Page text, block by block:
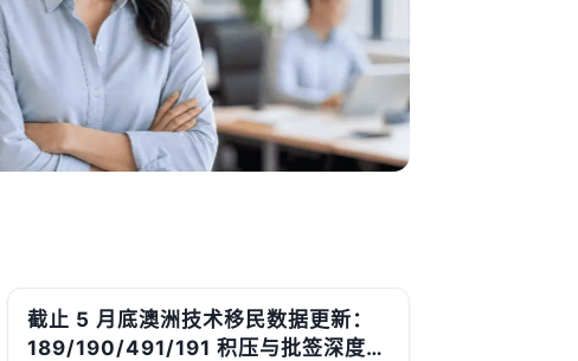
截止 5 月底澳洲技术移民数据更新：
189/190/491/191 积压与批签深度解